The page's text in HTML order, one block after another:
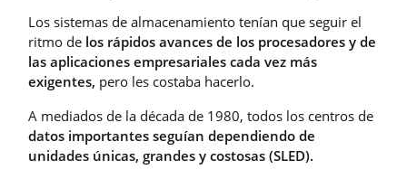
Los sistemas de almacenamiento tenían que seguir el
ritmo de los rápidos avances de los procesadores y de
las aplicaciones empresariales cada vez más
exigentes, pero les costaba hacerlo.
A mediados de la década de 1980, todos los centros de
datos importantes seguían dependiendo de
unidades únicas, grandes y costosas (SLED).